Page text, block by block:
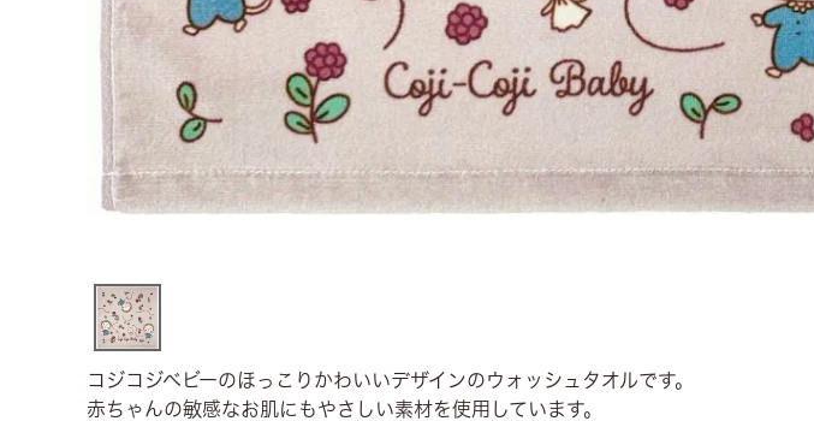
コジコジベビーのほっこりかわいいデザインのウォッシュタオルです。
赤ちゃんの敏感なお肌にもやさしい素材を使用しています。